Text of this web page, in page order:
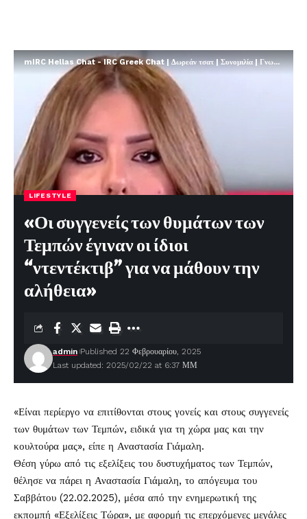
mIRC Hellas Chat - IRC Greek Chat | Δωρεάν τσατ | Συνομιλία | Γνωριμίες | FREE
LIFESTYLE
«Οι συγγενείς των θυμάτων των
Τεμπών έγιναν οι ίδιοι
“ντεντέκτιβ” για να μάθουν την
αλήθεια»
Last updated: 2025/02/22 at 6:37 ΜΜ
admin Published 22 Φεβρουαρίου, 2025
«Είναι περίεργο να επιτίθονται στους γονείς και στους συγγενείς
των θυμάτων των Τεμπών, ειδικά για τη χώρα μας και την
κουλτούρα μας», είπε η Αναστασία Γιάμαλη.
Θέση γύρω από τις εξελίξεις του δυστυχήματος των Τεμπών,
θέλησε να πάρει η Αναστασία Γιάμαλη, το απόγευμα του
Σαββάτου (22.02.2025), μέσα από την ενημερωτική της
εκπομπή «Εξελίξεις Τώρα», με αφορμή τις επερχόμενες μεγάλες